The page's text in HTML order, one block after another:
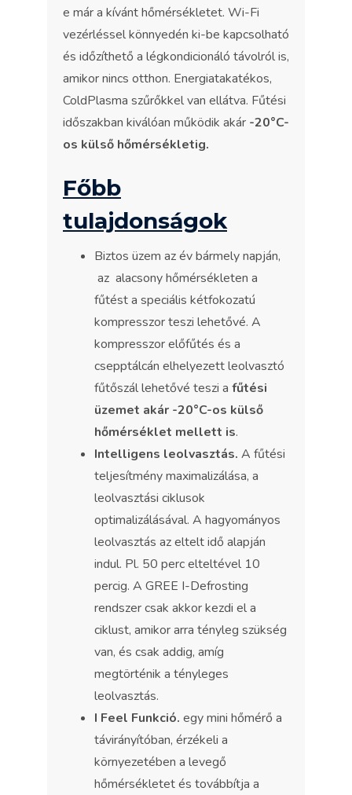
e már a kívánt hőmérsékletet. Wi-Fi
vezérléssel könnyedén ki-be kapcsolható
és időzíthető a légkondicionáló távolról is,
amikor nincs otthon. Energiatakatékos,
ColdPlasma szűrőkkel van ellátva. Fűtési
időszakban kiválóan működik akár -20°C-
os külső hőmérsékletig.
Főbb
tulajdonságok
Biztos üzem az év bármely napján,
az alacsony hőmérsékleten a
fűtést a speciális kétfokozatú
kompresszor teszi lehetővé. A
kompresszor előfűtés és a
csepptálcán elhelyezett leolvasztó
fűtőszál lehetővé teszi a fűtési
üzemet akár -20°C-os külső
hőmérséklet mellett is.
Intelligens leolvasztás. A fűtési
teljesítmény maximalizálása, a
leolvasztási ciklusok
optimalizálásával. A hagyományos
leolvasztás az eltelt idő alapján
indul. Pl. 50 perc elteltével 10
percig. A GREE I-Defrosting
rendszer csak akkor kezdi el a
ciklust, amikor arra tényleg szükség
van, és csak addig, amíg
megtörténik a tényleges
leolvasztás.
I Feel Funkció. egy mini hőmérő a
távirányítóban, érzékeli a
környezetében a levegő
hőmérsékletet és továbbítja a